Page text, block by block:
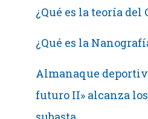
¿Qué es la teoría del
¿Qué es la
Almanaque
futuro II» alcanza los